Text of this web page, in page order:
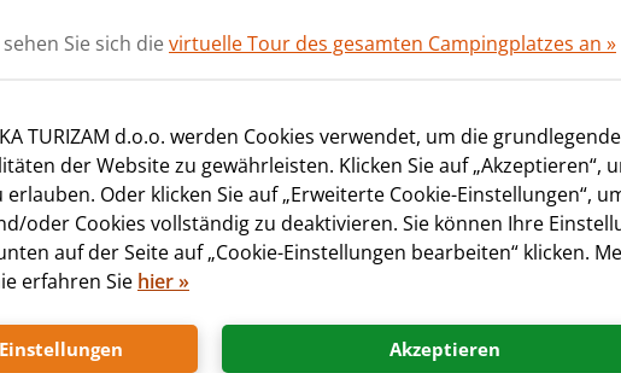
Sie sich die virtuelle Tour des gesamten Campingplatzes an »
besten Wassersportarten
Meter von der Rezeption des Camps entfernt, befindet sich
Während Sie im Sand spielen, können Sie sie von der Bar direkt
auch zahlreiche Sport- und andere Einrichtungen:
SUP-Brettverleih, Windsurfen und Tauchkurse.
und modernisierten Stränden auf Lošinj, aber auch auf
TURIZAM d.o.o. werden Cookies verwendet, um die
der Website zu gewährleisten. Klicken Sie auf „Akzeptieren“,
Oder klicken Sie auf „Erweiterte Cookie-Einstellungen“,
oder Cookies vollständig zu deaktivieren. Sie können Ihre
auf der Seite auf „Cookie-Einstellungen bearbeiten“ klicken.
erfahren Sie hier»
Akzeptieren